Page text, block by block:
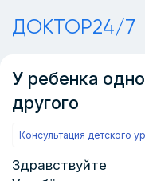
ДОКТОР24/7
У ребенка
другого
Консультация детского
Здравствуйте